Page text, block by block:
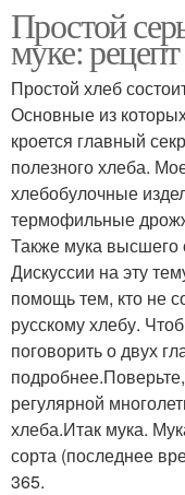
Хлеб на долгой
Хлеба в
духовке
Простой
муке:
Простой хлеб
Основные из
кроется главный
полезного хлеба.
хлебобулочные
термофильные
Также мука высшего
Дискуссии на эту
помощь тем, кто не
русскому хлебу.
поговорить о двух
регулярной
хлеба.Итак мука.
сорта (последнее
365.